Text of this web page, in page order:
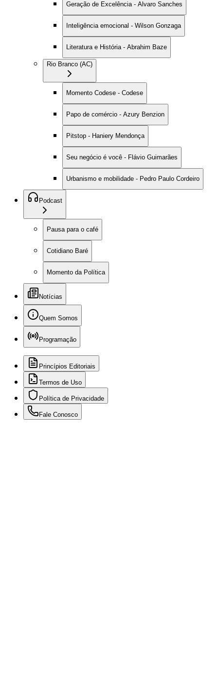
Geração de Excelência - Alvaro Sanches
Inteligência emocional - Wilson Gonzaga
Literatura e História - Abrahim Baze
Rio Branco (AC)
Momento Codese - Codese
Papo de comércio - Azury Benzion
Pitstop - Haniery Mendonça
Seu negócio é você - Flávio Guimarães
Urbanismo e mobilidade - Pedro Paulo Cordeiro
Podcast
Pausa para o café
Cotidiano Baré
Momento da Política
Notícias
Quem Somos
Programação
Princípios Editoriais
Termos de Uso
Política de Privacidade
Fale Conosco